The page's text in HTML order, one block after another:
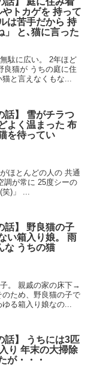
トカゲを 持って
は苦手だから 持
」 と､猫に言った
駄に広い。 2年ほど
良猫が うちの庭に住
と言えなくもな...
話】 雪がチラつ
よく温まった 布
を待ってい
ほとんどの人の 共通
調が常に 25度シーの
)」 ...
話】 野良猫の子
い箱入り娘。 雨
な うちの猫
。 親戚の家の床下→
ため、野良猫の子で
る箱入り娘なの...
話】 うちには3匹
り 年末の大掃除
が・・・